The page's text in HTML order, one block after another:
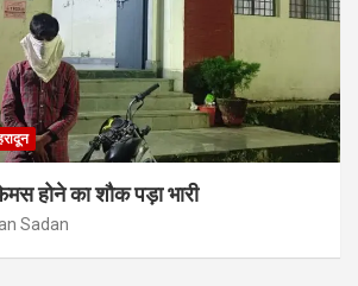
होने का शौक पड़ा भारी
Sadan